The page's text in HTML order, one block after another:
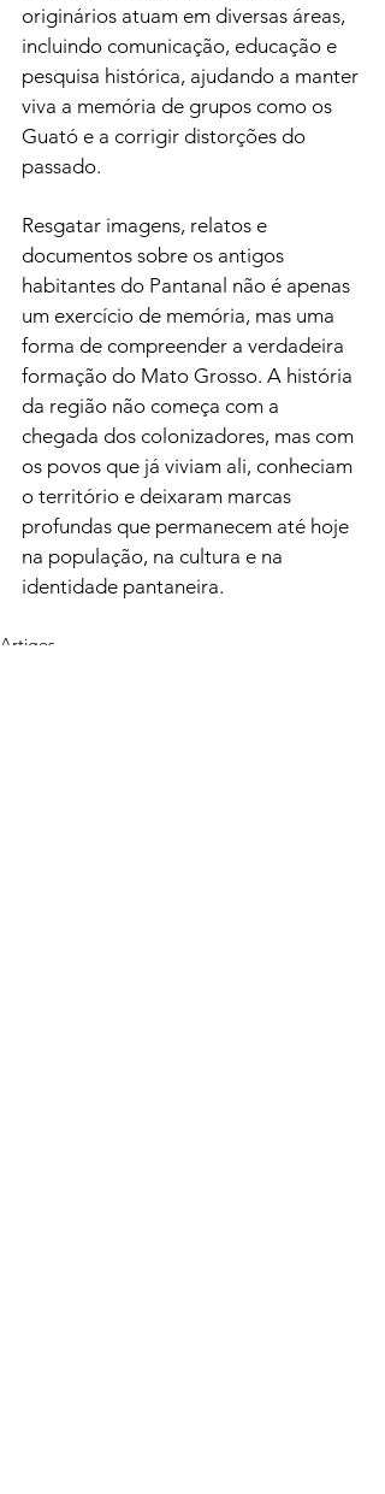
originários atuam em diversas áreas,
incluindo comunicação, educação e
pesquisa histórica, ajudando a manter
viva a memória de grupos como os
Guató e a corrigir distorções do
passado.
Resgatar imagens, relatos e
documentos sobre os antigos
habitantes do Pantanal não é apenas
um exercício de memória, mas uma
forma de compreender a verdadeira
formação do Mato Grosso. A história
da região não começa com a
chegada dos colonizadores, mas com
os povos que já viviam ali, conheciam
o território e deixaram marcas
profundas que permanecem até hoje
na população, na cultura e na
identidade pantaneira.
Artigos